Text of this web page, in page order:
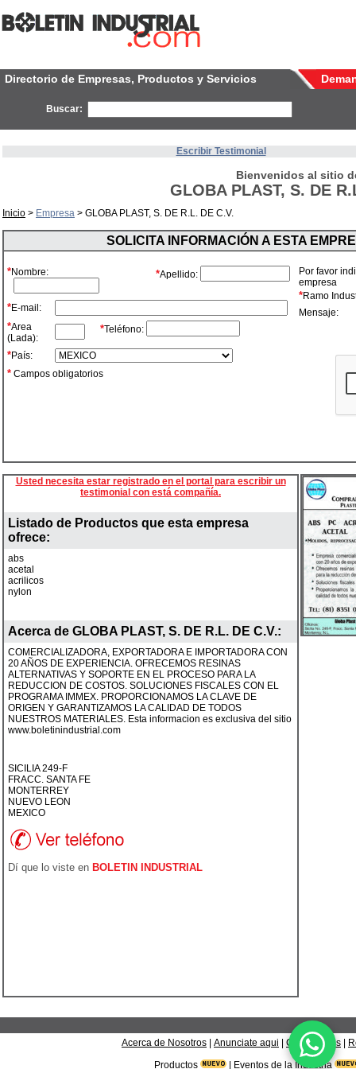
Directorio de Empresas, Productos y Servicios
Buscar:
Escribir Testimonial
Bienvenidos al sitio
GLOBA PLAST, S. DE
Inicio > Empresa > GLOBA PLAST, S. DE R.L. DE C.V.
SOLICITA INFORMACIÓN A ESTA
*Nombre: *Apellido:
*E-mail:
*Area
(Lada):
*Teléfono:
*País:
* Campos obligatorios
Por favor
empresa
*Ramo
Mensaje:
Usted necesita estar registrado en el portal para escribir un
testimonial con está compañía.
Listado de Productos que esta empresa
ofrece:
abs
acetal
acrilicos
nylon
Acerca de GLOBA PLAST, S. DE R.L. DE C.V.:
COMERCIALIZADORA, EXPORTADORA E IMPORTADORA CON
20 AÑOS DE EXPERIENCIA. OFRECEMOS RESINAS
ALTERNATIVAS Y SOPORTE EN EL PROCESO PARA LA
REDUCCION DE COSTOS. SOLUCIONES FISCALES CON EL
PROGRAMA IMMEX. PROPORCIONAMOS LA CLAVE DE
ORIGEN Y GARANTIZAMOS LA CALIDAD DE TODOS
NUESTROS MATERIALES. Esta informacion es exclusiva del sitio
www.boletinindustrial.com
SICILIA 249-F
FRACC. SANTA FE
MONTERREY
NUEVO LEON
MEXICO
Dí que lo viste en BOLETIN INDUSTRIAL
Acerca de Nosotros Anunciate aqui Contáctanos
Productos
Eventos de la Industria